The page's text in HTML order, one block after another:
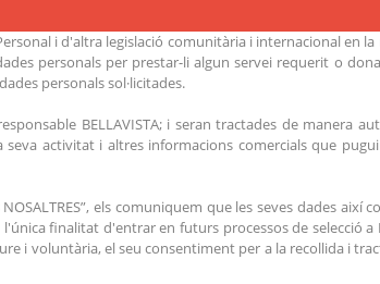
i d'altra legislació comunitària i internacional en
personals per prestar-li algun servei requerit o
personals sol·licitades.
BELLAVISTA; i seran tractades de manera
activitat i altres informacions comercials que
els comuniquem que les seves dades així
finalitat d'entrar en futurs processos de selecció a
i voluntària, el seu consentiment per a la recollida i